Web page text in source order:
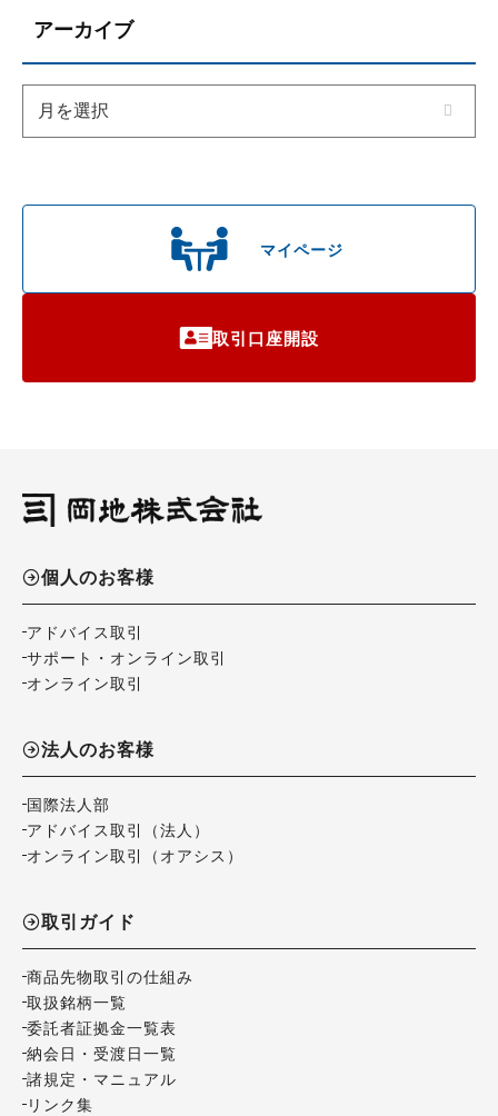
マイページ
取引口座開設
アーカイブ
個人のお客様
アドバイス取引
サポート・オンライン取引
オンライン取引
法人のお客様
国際法人部
アドバイス取引（法人）
オンライン取引（オアシス）
取引ガイド
商品先物取引の仕組み
取扱銘柄一覧
委託者証拠金一覧表
納会日・受渡日一覧
諸規定・マニュアル
リンク集